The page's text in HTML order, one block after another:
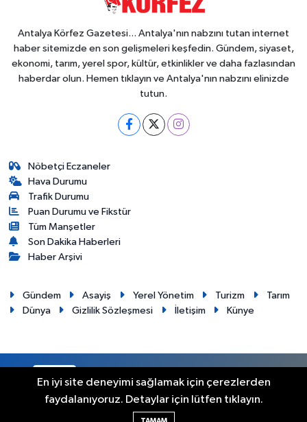
Antalya Körfez Gazetesi... Antalya'nın nabzını tutan internet
haber sitemizde en son gelişmeleri keşfedin. Gündem, siyaset,
ekonomi, tarım, yerel spor, kültür, etkinlikler ve daha fazlasından
haberdar olun. Hemen tıklayın ve Antalya'nın nabzını elinizde
tutun.
Nöbetçi Eczaneler
Hava Durumu
Trafik Durumu
Puan Durumu ve Fikstür
Tüm Manşetler
Son Dakika Haberleri
Haber Arşivi
Gündem Asayiş Yerel Yönetim Turizm
Tarım
Dünya
Gizlilik Sözleşmesi İletişim Künye
Haber Yazılımı:
En iyi site deneyimi sağlamak için çerezlerden
faydalanıyoruz. Detaylar için lütfen tıklayın.